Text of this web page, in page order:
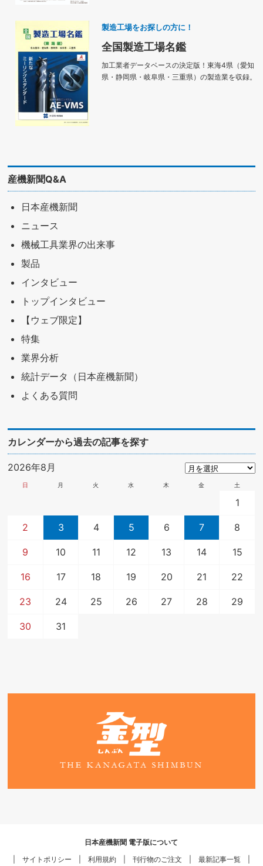
製造工場をお探しの方に！
全国製造工場名鑑
加工業者データベースの決定版！東海4県（愛知
県・静岡県・岐阜県・三重県）の製造業を収録。
産機新聞Q&A
日本産機新聞
ニュース
機械工具業界の出来事
製品
インタビュー
トップインタビュー
【ウェブ限定】
特集
業界分析
統計データ（日本産機新聞）
よくある質問
カレンダーから過去の記事を探す
2026年8月
日 月 火 水 木 金 土
1
2 3 4 5 6 7 8
9 10 11 12 13 14 15
16 17 18 19 20 21 22
23 24 25 26 27 28 29
30 31
日本産機新聞 電子版について
サイトポリシー
利用規約 刊行物のご注文 最新記事一覧